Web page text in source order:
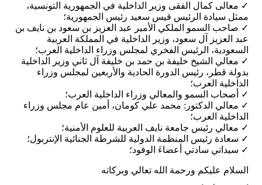
✓ معالى كمال الفقى وزير الداخلية في الجمهورية التونسية،
ممثل سيادة الرئيس قيس سعيد رئيس الجمهورية؛
✓ صاحب السمو الملكي الأمير عبد العزيز بن سعود بن نايف بن
عبد العزيز آل سعود، وزير الداخلية في المملكة العربية
السعودية، الرئيس الفخري لمجلس وزراء الداخلية العرب؛
✓ معالي الشيخ خليفة بن حمد بن خليفة آل ثاني وزير الداخلية
بدولة قطر، رئيس الدورة الحادية والأربعين لمجلس وزراء
الداخلية العرب؛
✓ أصحاب السمو والمعالي وزراء الداخلية العرب؛
✓ معالي الدكتور: محمد علي كومان، أمين عام مجلس وزراء
الداخلية العرب؛
✓ معالي رئيس جامعة نايف العربية للعلوم الأمنية؛
✓ سعادة رئيس المنظمة الدولية للشرطة الجنائية الإنتربول؛
✓ سيداتي سادتي أعضاءَ الوفود؛
السلام عليكم ورحمة الله تعالي وبركاته